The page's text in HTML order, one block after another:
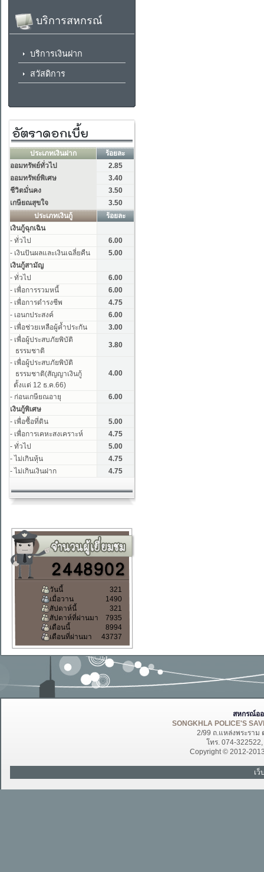
บริการสหกรณ์
บริการเงินฝาก
สวัสดิการ
วันนี้
321
เมื่อวาน
1490
สัปดาห์นี้
321
สัปดาห์ที่ผ่านมา
7935
เดือนนี้
8994
เดือนที่ผ่านมา
43737
สหกรณ์อ
SONGKHLA POLICE'S
2/99 ถ.แหล่งพระราม
โทร. 074-
Copyright © 2012-
เ